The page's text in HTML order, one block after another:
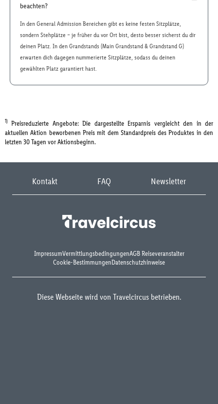
beachten?
In den General Admission Bereichen gibt es keine festen Sitzplätze,
sondern Stehplätze – je früher du vor Ort bist, desto besser sicherst du dir
deinen Platz. In den Grandstands (Main Grandstand & Grandstand G)
erwarten dich dagegen nummerierte Sitzplätze, sodass du deinen
gewählten Platz garantiert hast.
1) Preisreduzierte Angebote: Die dargestellte Ersparnis vergleicht den in der
aktuellen Aktion beworbenen Preis mit dem Standardpreis des Produktes in den
letzten 30 Tagen vor Aktionsbeginn.
Kontakt FAQ Newsletter
ImpressumVermittlungsbedingungenAGB Reiseveranstalter
Cookie-BestimmungenDatenschutzhinweise
Diese Webseite wird von Travelcircus betrieben.